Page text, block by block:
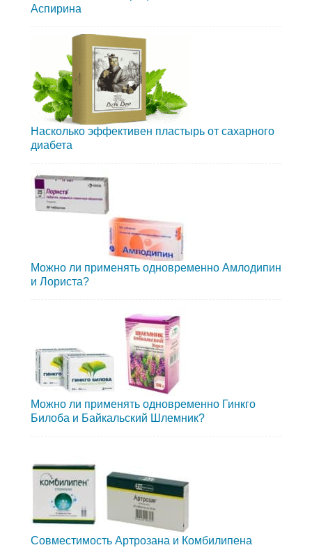
Аспирина
Насколько эффективен пластырь от сахарного
диабета
Можно ли применять одновременно Амлодипин
и Лориста?
Можно ли применять одновременно Гинкго
Билоба и Байкальский Шлемник?
Совместимость Артрозана и Комбилипена